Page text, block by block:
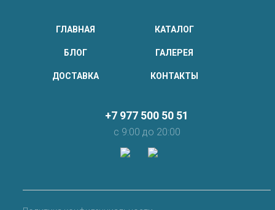
ГЛАВНАЯ КАТАЛОГ
БЛОГ ГАЛЕРЕЯ
ДОСТАВКА КОНТАКТЫ
+7 977 500 50 51
с 9:00 до 20:00